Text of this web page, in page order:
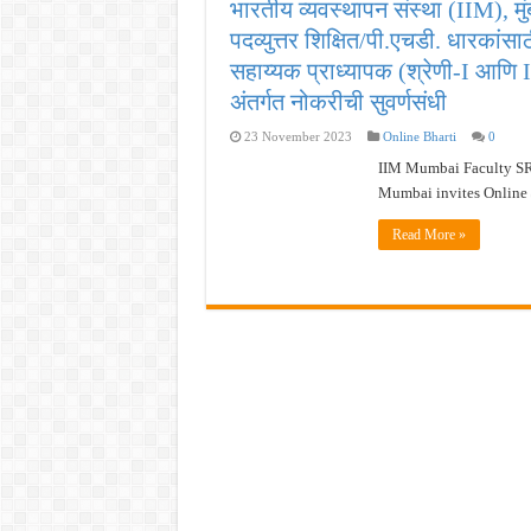
MPSC गट -क पूर्व परीक्षेचा अर्ज
सर्वोच्च न्यायालयाचा निर्णय !
IBPS द्वारे ११४०३ कलर्क पदांची
महाराष्ट्रात अभियांत्रिकी
भारतीय व्यवस्थापन संस्था (IIM),
पदव्युत्तर शिक्षित/पी.एचडी.
सहाय्यक प्राध्यापक (श्रेणी-I आणि
अंतर्गत नोकरीची सुवर्णसंधी
23 November 2023 Online Bharti 0
IIM Mumbai Faculty
Mumbai invites Online
Read More »